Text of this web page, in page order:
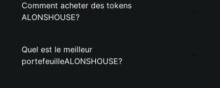
Comment acheter des tokens
ALONSHOUSE?
Quel est le meilleur
portefeuilleALONSHOUSE?